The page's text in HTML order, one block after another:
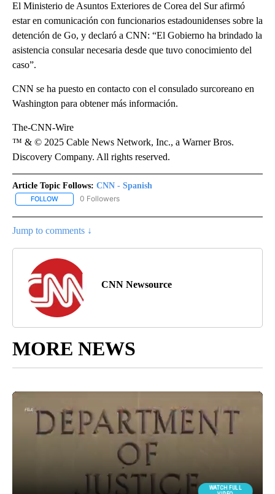
El Ministerio de Asuntos Exteriores de Corea del Sur afirmó
estar en comunicación con funcionarios estadounidenses sobre la
detención de Go, y declaró a CNN: “El Gobierno ha brindado la
asistencia consular necesaria desde que tuvo conocimiento del
caso”.
CNN se ha puesto en contacto con el consulado surcoreano en
Washington para obtener más información.
The-CNN-Wire
™ & © 2025 Cable News Network, Inc., a Warner Bros.
Discovery Company. All rights reserved.
Article Topic Follows: CNN - Spanish
FOLLOW FOLLOW "CNN - SPANISH" TO RECEIVE NOTIFICATIONS ABOUT
0 Followers
Jump to comments ↓
CNN Newsource
MORE NEWS